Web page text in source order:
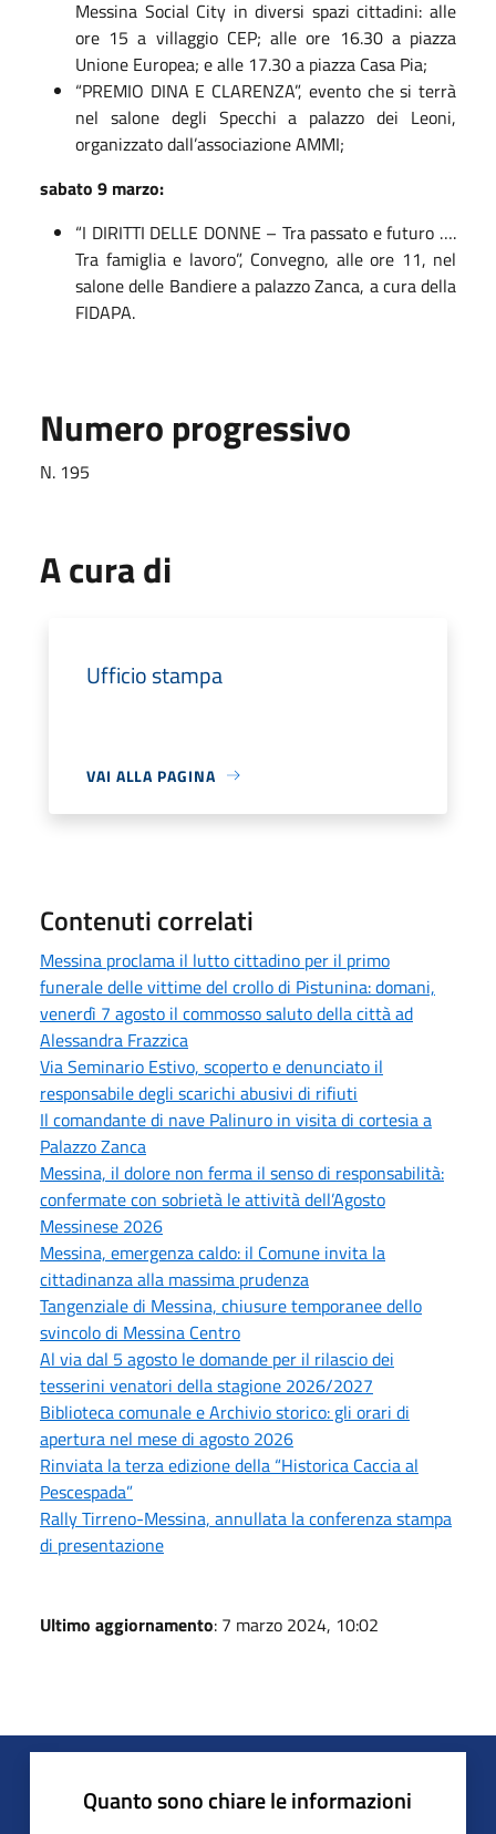
Messina Social City in diversi spazi cittadini: alle
ore 15 a villaggio CEP; alle ore 16.30 a piazza
Unione Europea; e alle 17.30 a piazza Casa Pia;
“PREMIO DINA E CLARENZA”, evento che si terrà
nel salone degli Specchi a palazzo dei Leoni,
organizzato dall’associazione AMMI;
sabato 9 marzo:
“I DIRITTI DELLE DONNE – Tra passato e futuro ….
Tra famiglia e lavoro”, Convegno, alle ore 11, nel
salone delle Bandiere a palazzo Zanca, a cura della
FIDAPA.
Numero progressivo
N. 195
A cura di
Ufficio stampa
VAI ALLA PAGINA
Contenuti correlati
Messina proclama il lutto cittadino per il primo
funerale delle vittime del crollo di Pistunina: domani,
venerdì 7 agosto il commosso saluto della città ad
Alessandra Frazzica
Via Seminario Estivo, scoperto e denunciato il
responsabile degli scarichi abusivi di rifiuti
Il comandante di nave Palinuro in visita di cortesia a
Palazzo Zanca
Messina, il dolore non ferma il senso di responsabilità:
confermate con sobrietà le attività dell’Agosto
Messinese 2026
Messina, emergenza caldo: il Comune invita la
cittadinanza alla massima prudenza
Tangenziale di Messina, chiusure temporanee dello
svincolo di Messina Centro
Al via dal 5 agosto le domande per il rilascio dei
tesserini venatori della stagione 2026/2027
Biblioteca comunale e Archivio storico: gli orari di
apertura nel mese di agosto 2026
Rinviata la terza edizione della “Historica Caccia al
Pescespada”
Rally Tirreno-Messina, annullata la conferenza stampa
di presentazione
Ultimo aggiornamento: 7 marzo 2024, 10:02
Quanto sono chiare le informazioni